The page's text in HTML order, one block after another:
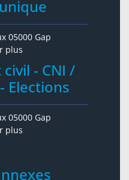
05000 Gap
plus
- CNI /
Elections
05000 Gap
plus